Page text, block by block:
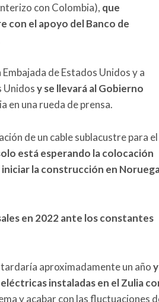
con Colombia), que
con el apoyo del Banco de
de Estados Unidos y a
Unidosy se llevará al Gobierno
en una rueda de prensa.
de un cable sublacustre para el
está esperando la colocación
la construcción en
en 2022 ante los constantes
aproximadamente un añoy
instaladas en el Zulia
y acabar con las fluctuaciones